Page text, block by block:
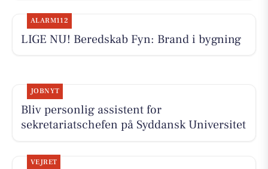
ALARM112
LIGE NU! Beredskab Fyn: Brand i bygning
JOBNYT
Bliv personlig assistent for
sekretariatschefen på Syddansk Universitet
VEJRET